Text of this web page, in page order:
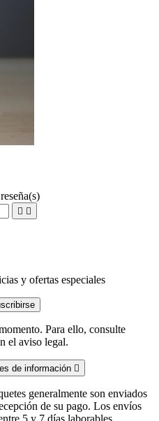
reseña(s)
 
y ofertas especiales
Para ello, consulte
el aviso legal.
de información 
generalmente son enviados
de su pago. Los envíos
5 y 7 días laborables,